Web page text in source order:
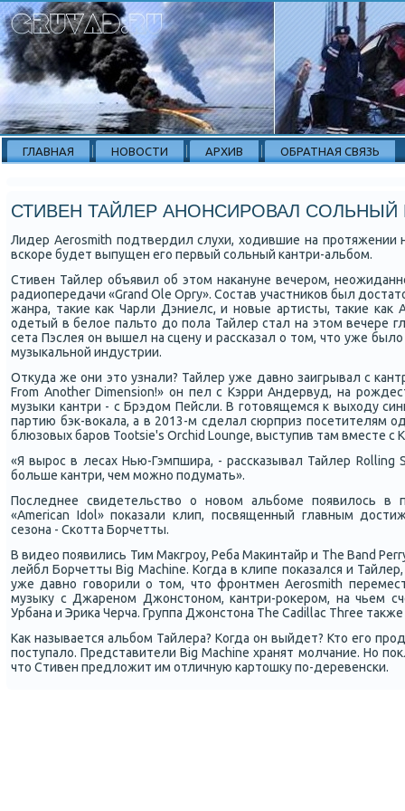
ГЛАВНАЯ НОВОСТИ АРХИВ ОБРАТНАЯ СВЯЗЬ
СТИВЕН ТАЙЛЕР АНОНСИРОВАЛ СОЛЬНЫЙ
Лидер Aerosmith подтвердил слухи, ходившие на протяжении
вскоре будет выпущен его первый сольный кантри-альбом.
Стивен Тайлер объявил об этом накануне вечером,
радиопередачи «Grand Ole Opry». Состав участников был
жанра, такие как Чарли Дэниелс, и новые артисты, такие как
одетый в белое пальто до пола Тайлер стал на этом вечере
сета Пэслея он вышел на сцену и рассказал о том, что уже
музыкальной индустрии.
Откуда же они это узнали? Тайлер уже давно заигрывал с
From Another Dimension!» он пел с Кэрри Андервуд, на
музыки кантри - с Брэдом Пейсли. В готовящемся к выходу
партию бэк-вокала, а в 2013-м сделал сюрприз посетителям
блюзовых баров Tootsie's Orchid Lounge, выступив там вместе с
«Я вырос в лесах Нью-Гэмпшира, - рассказывал Тайлер
больше кантри, чем можно подумать».
Последнее свидетельство о новом альбоме появилось в
«American Idol» показали клип, посвященный главным
сезона - Скотта Борчетты.
В видео появились Тим Макгроу, Реба Макинтайр и The Band
лейбл Борчетты Big Machine. Когда в клипе показался и
уже давно говорили о том, что фронтмен Aerosmith
музыку с Джареном Джонстоном, кантри-рокером, на чьем
Урбана и Эрика Черча. Группа Джонстона The Cadillac Three
Как называется альбом Тайлера? Когда он выйдет? Кто его
поступало. Представители Big Machine хранят молчание. Но
что Стивен предложит им отличную картошку по-деревенски.